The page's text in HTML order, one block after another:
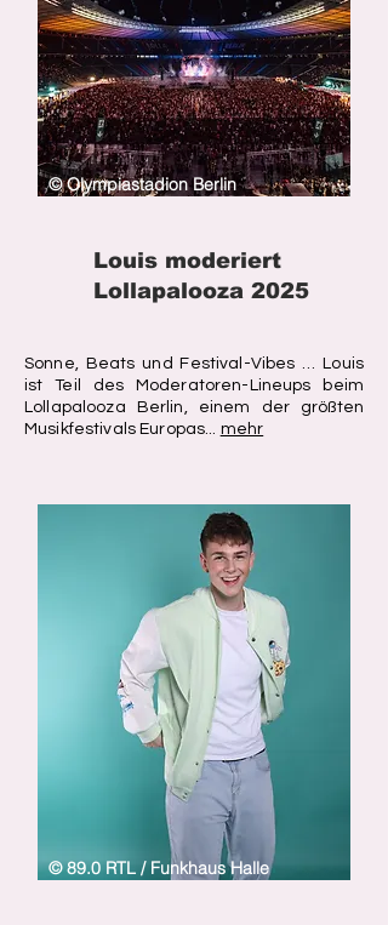
© Olympiastadion Berlin
Louis moderiert
Lollapalooza 2025
Sonne, Beats und Festival-Vibes … Louis
ist Teil des Moderatoren-Lineups beim
Lollapalooza Berlin, einem der größten
Musikfestivals Europas... mehr
© 89.0 RTL / Funkhaus Halle